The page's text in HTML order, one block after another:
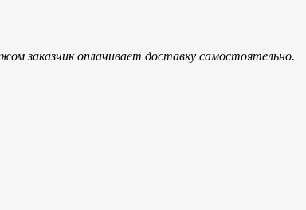
заказчик оплачивает доставку самостоятельно.